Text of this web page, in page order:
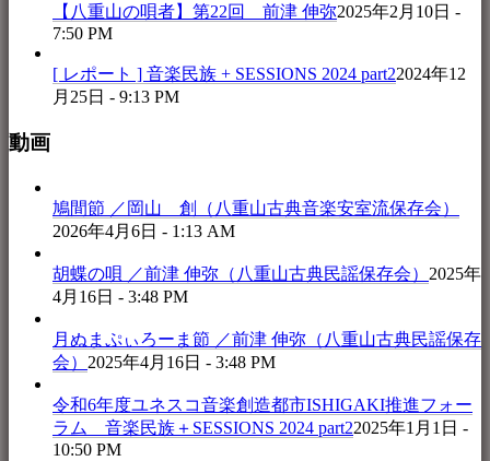
【八重山の唄者】第22回 前津 伸弥2025年2月10日 -
7:50 PM
[ レポート ] 音楽民族 + SESSIONS 2024 part22024年12
月25日 - 9:13 PM
動画
鳩間節 ／岡山 創（八重山古典音楽安室流保存会）
2026年4月6日 - 1:13 AM
胡蝶の唄 ／前津 伸弥（八重山古典民謡保存会） 2025年
4月16日 - 3:48 PM
月ぬまぷぃろーま節 ／前津 伸弥（八重山古典民謡保存
会） 2025年4月16日 - 3:48 PM
令和6年度ユネスコ音楽創造都市ISHIGAKI推進フォー
ラム 音楽民族＋SESSIONS 2024 part22025年1月1日 -
10:50 PM